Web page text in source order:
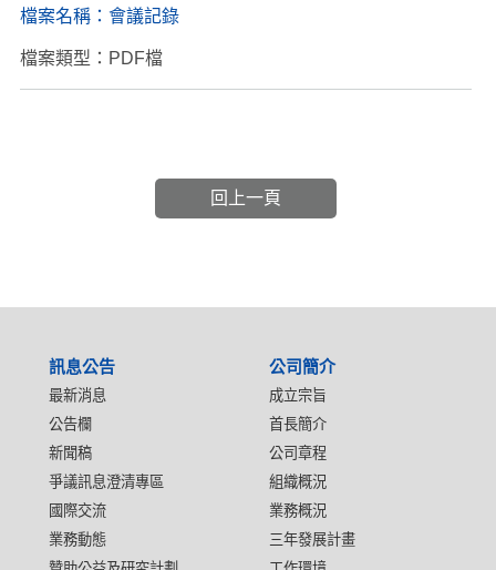
檔案名稱： 會議記錄
檔案類型：PDF檔
回上一頁
訊息公告
最新消息
公告欄
新聞稿
爭議訊息澄清專區
國際交流
業務動態
公司簡介
成立宗旨
首長簡介
公司章程
組織概況
業務概況
三年發展計畫